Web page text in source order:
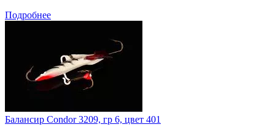
Подробнее
Балансир Condor 3209, гр 6, цвет 401